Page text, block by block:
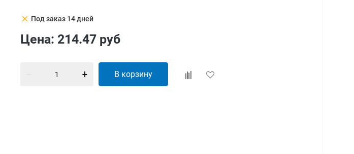
clear Под заказ 14 дней
Цена: 214.47 руб
В корзину